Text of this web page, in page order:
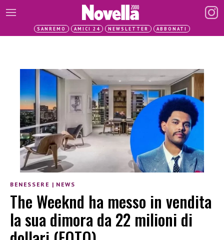
SANREMO AMICI 24 NEWSLETTER ABBONATI
BENESSERE | NEWS
The Weeknd ha messo in vendita
la sua dimora da 22 milioni di